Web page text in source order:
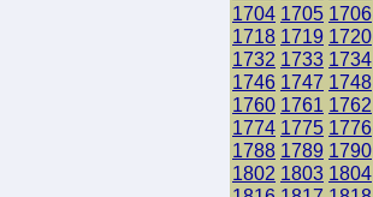
1704 1705 1706
1718 1719 1720
1732 1733 1734
1746 1747 1748
1760 1761 1762
1774 1775 1776
1788 1789 1790
1802 1803 1804